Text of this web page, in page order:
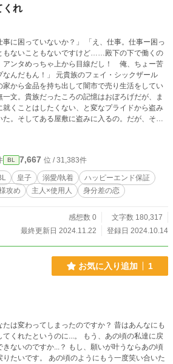
くれ
事に困っていないか？」 「え、仕事。仕事ー困っ
もないこともないですけど……殿下の下で働くの
アンタめっちゃ上から目線だし！ 俺、ちょー苦
」 元貴族のフェイ・シックザール
家から金品を持ち出して闇市で売り生活をしてい
一文。貴族だったころの記憶はおぼろげだが、ま
就くことはしたくない、と変なプライドから盗み
た。そしてある屋敷に盗みに入るの。だが、そこ
みがバレ、容姿の整った謎の男につかまりかけた
身を隠しながら生活していた。しかしある日、盗
屋敷に住んでいるという嫌われ者の第三皇子、ア
ヴォルガに見つかってしまう。あの夜あった男と
皇族……しかも、一番ヤバいといわれている第三
の屋敷に不法侵入した罪で殺される⁉ と思って
れて……？ 俺様で上から目線、とても皇
ない素行の悪さに飽き飽きしながらも使用人とし
度にだんだんと惹かれていく。 そしてフェイは恋
るが、これは明らかに身分違いの恋で―― ※俺様
BL 7,667 位 / 31,383件
皇子 溺愛/執着
ハッピーエンド保証
攻め 主人×使用人 身分差の恋
感想数 0
文字数 180,317
最終更新日 2024.11.22
登録日 2024.10.14
お気に入り追加 1
たは変わってしまったのですか？ 昔はあんなにも
てくれたというのに...。 もう、あの頃の私達に戻
きないのですか...？ もし、願いが叶うならあの頃
りたいです。 あの頃のようにもう一度笑い合いた